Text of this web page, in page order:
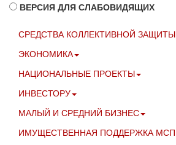
ВЕРСИЯ ДЛЯ СЛАБОВИДЯЩИХ
СРЕДСТВА КОЛЛЕКТИВНОЙ ЗАЩИТЫ
ЭКОНОМИКА
НАЦИОНАЛЬНЫЕ ПРОЕКТЫ
ИНВЕСТОРУ
МАЛЫЙ И СРЕДНИЙ БИЗНЕС
ИМУЩЕСТВЕННАЯ ПОДДЕРЖКА МСП